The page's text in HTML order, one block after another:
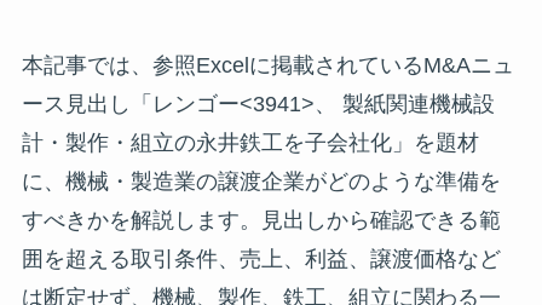
本記事では、参照Excelに掲載されているM&Aニュ
ース見出し「レンゴー<3941>、 製紙関連機械設
計・製作・組立の永井鉄工を子会社化」を題材
に、機械・製造業の譲渡企業がどのような準備を
すべきかを解説します。見出しから確認できる範
囲を超える取引条件、売上、利益、譲渡価格など
は断定せず、機械、製作、鉄工、組立に関わる一